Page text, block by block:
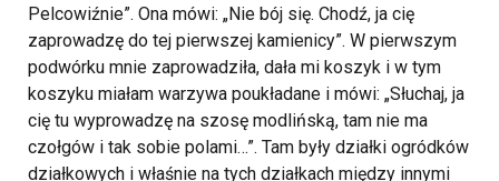
Pelcowiźnie”. Ona mówi: „Nie bój się. Chodź, ja cię
zaprowadzę do tej pierwszej kamienicy”. W pierwszym
podwórku mnie zaprowadziła, dała mi koszyk i w tym
koszyku miałam warzywa poukładane i mówi: „Słuchaj, ja
cię tu wyprowadzę na szosę modlińską, tam nie ma
czołgów i tak sobie polami…”. Tam były działki ogródków
działkowych i właśnie na tych działkach między innymi